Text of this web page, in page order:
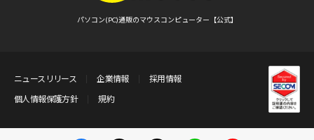
パソコン(PC)通販のマウスコンピューター【公式】
ニュースリリース 企業情報
採用情報
個人情報保護方針
規約